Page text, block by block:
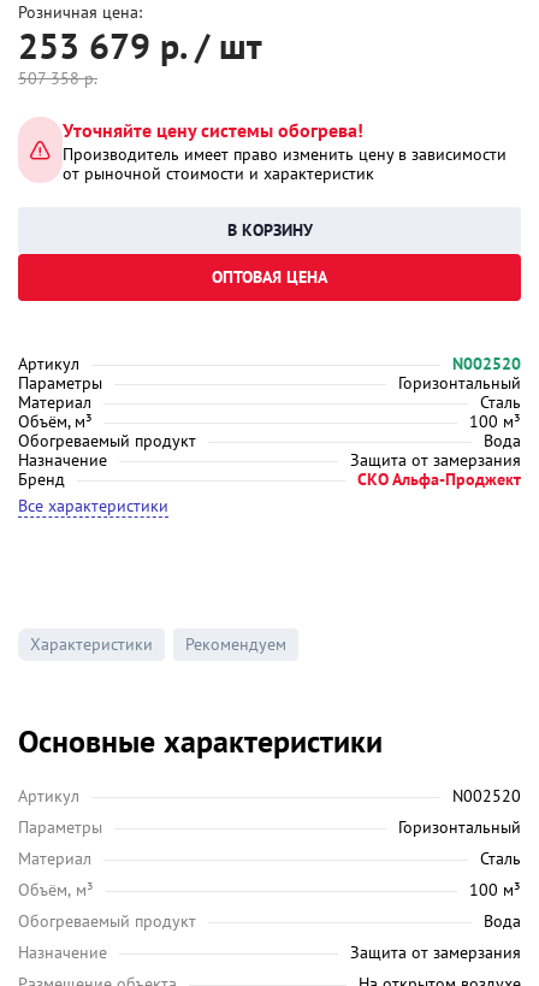
Артикул
N002520
Параметры
Горизонтальный
Материал
Сталь
Объём, м³
100 м³
Обогреваемый продукт
Вода
Назначение
Защита от замерзания
Бренд
СКО Альфа-Проджект
Все характеристики
Розничная цена:
253 679 р. / шт
507 358р.
Уточняйте цену системы обогрева!
Производитель имеет право изменить цену в зависимости
от рыночной стоимости и характеристик
ОПТОВАЯ ЦЕНА
Характеристики Рекомендуем
Основные характеристики
Артикул
N002520
Параметры
Горизонтальный
Материал
Сталь
Объём, м³
100 м³
Обогреваемый продукт
Вода
Назначение
Защита от замерзания